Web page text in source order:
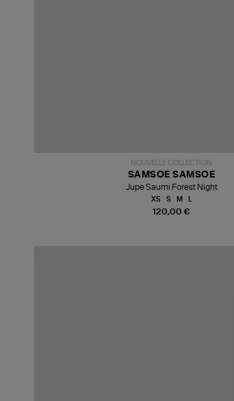
NOUVELLE COLLECTION
120,00 €
SAMSOE SAMSOE
Jupe Saumi Forest Night
XS S M